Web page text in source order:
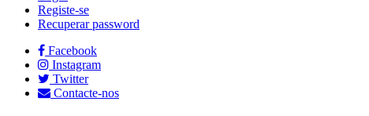
Registe-se
Recuperar password
Facebook
Instagram
Twitter
Contacte-nos